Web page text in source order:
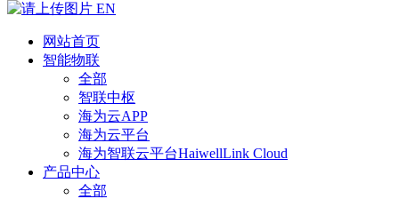
EN
网站首页
智能物联
全部
智联中枢
海为云APP
海为云平台
海为智联云平台HaiwellLink Cloud
产品中心
全部